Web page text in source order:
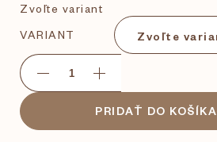
Zvoľte variant
VARIANT
PRIDAŤ DO KOŠÍKA